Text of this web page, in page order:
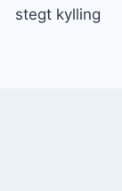
stegt kylling